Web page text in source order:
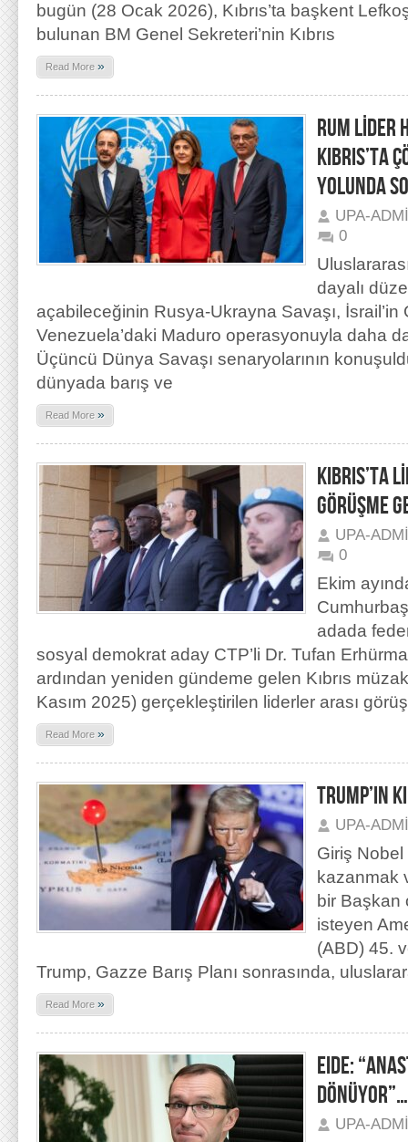
bugün (28 Ocak 2026), Kıbrıs’ta başkent
bulunan BM Genel Sekreteri’nin Kıbrıs
Read More »
RUM LİDER
KIBRIS’TA
YOLUNDA
UPA-
0
dayalı
açabileceğinin Rusya-Ukrayna Savaşı, İsrail’in
Venezuela’daki Maduro operasyonuyla daha da
Üçüncü Dünya Savaşı senaryolarının
dünyada barış ve
Read More »
KIBRIS’TA
GÖRÜŞME
UPA-
0
Ekim
adada
sosyal demokrat aday CTP’li Dr. Tufan
ardından yeniden gündeme gelen Kıbrıs
Kasım 2025) gerçekleştirilen liderler arası
Read More »
TRUMP’IN
UPA-
Giriş Nobel
kazanmak
bir Başkan
isteyen
(ABD) 45.
Trump, Gazze Barış Planı sonrasında,
Read More »
EIDE:
DÖNÜYOR”…
UPA-